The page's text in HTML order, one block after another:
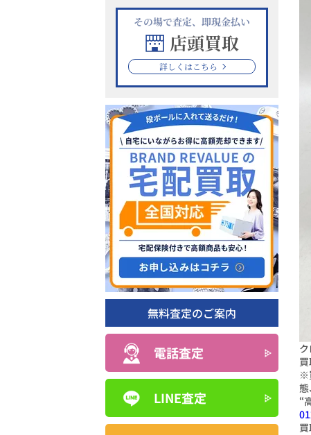
その場で査定、即現金払い
店頭買取
詳しくはこちら
無料査定のご案内
電話査定
LINE査定
買
※
態
“